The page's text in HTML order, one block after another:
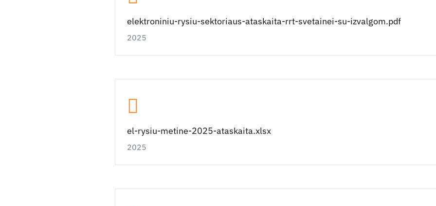
elektroniniu-rysiu-sektoriaus-ataskaita-rrt-svetainei-su-izvalgom.pdf
2025
el-rysiu-metine-2025-ataskaita.xlsx
2025